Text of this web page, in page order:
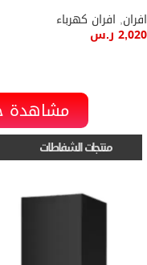
افران, افران كهرباء
2,020 ر.س
مشاهدة
منتجات الشفاطات